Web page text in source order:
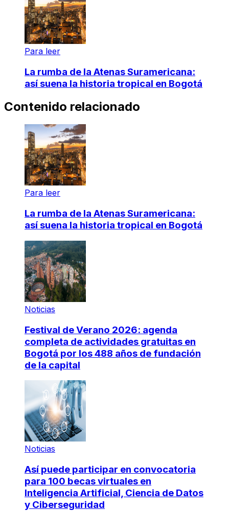
Para leer
La rumba de la Atenas Suramericana:
así suena la historia tropical en Bogotá
Contenido relacionado
Para leer
La rumba de la Atenas Suramericana:
así suena la historia tropical en Bogotá
Noticias
Festival de Verano 2026: agenda
completa de actividades gratuitas en
Bogotá por los 488 años de fundación
de la capital
Noticias
Así puede participar en convocatoria
para 100 becas virtuales en
Inteligencia Artificial, Ciencia de Datos
y Ciberseguridad